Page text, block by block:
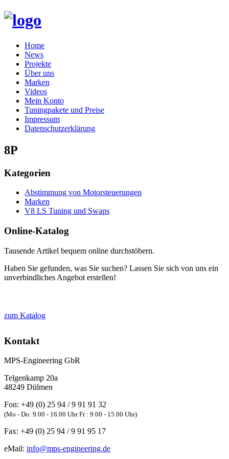
Skip
content
Home
News
Projekte
Über uns
Marken
Videos
Mein Konto
Tuningpakete und Preise
Impressum
Datenschutzerklärung
8P
Kategorien
Abstimmung von Motorsteuerungen
Marken
V8 LS Tuning und Swaps
Online-Katalog
Tausende Artikel bequem online durchstöbern.
Haben Sie gefunden, was Sie suchen? Lassen Sie sich von uns ein
unverbindliches Angebot erstellen!
zum Katalog
Kontakt
MPS-Engineering GbR
Telgenkamp 20a
48249 Dülmen
Fon: +49 (0) 25 94 / 9 91 91 32
(Mo - Do: 9.00 - 16.00 Uhr Fr : 9.00 - 15.00 Uhr)
Fax: +49 (0) 25 94 / 9 91 95 17
eMail: info@mps-engineering.de